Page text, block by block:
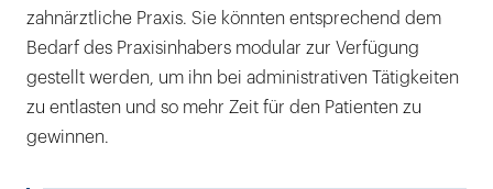
zahnärztliche Praxis. Sie könnten entsprechend dem
Bedarf des Praxisinhabers modular zur Verfügung
gestellt werden, um ihn bei administrativen Tätigkeiten
zu entlasten und so mehr Zeit für den Patienten zu
gewinnen.